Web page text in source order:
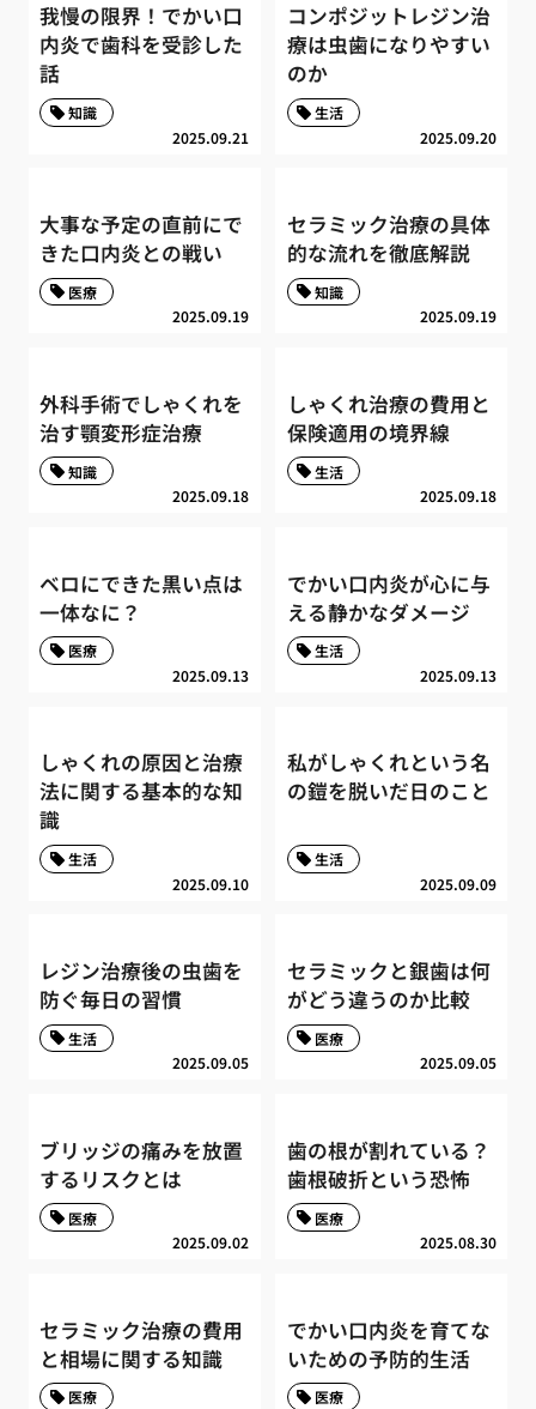
我慢の限界！でかい口
内炎で歯科を受診した
話
2025.09.21
知識
コンポジットレジン治
療は虫歯になりやすい
のか
2025.09.20
生活
大事な予定の直前にで
きた口内炎との戦い
2025.09.19
医療
セラミック治療の具体
的な流れを徹底解説
2025.09.19
知識
外科手術でしゃくれを
治す顎変形症治療
2025.09.18
知識
しゃくれ治療の費用と
保険適用の境界線
2025.09.18
生活
ベロにできた黒い点は
一体なに？
2025.09.13
医療
でかい口内炎が心に与
える静かなダメージ
2025.09.13
生活
しゃくれの原因と治療
法に関する基本的な知
識
2025.09.10
生活
私がしゃくれという名
の鎧を脱いだ日のこと
2025.09.09
生活
レジン治療後の虫歯を
防ぐ毎日の習慣
2025.09.05
生活
セラミックと銀歯は何
がどう違うのか比較
2025.09.05
医療
ブリッジの痛みを放置
するリスクとは
2025.09.02
医療
歯の根が割れている？
歯根破折という恐怖
2025.08.30
医療
セラミック治療の費用
と相場に関する知識
医療
でかい口内炎を育てな
いための予防的生活
医療